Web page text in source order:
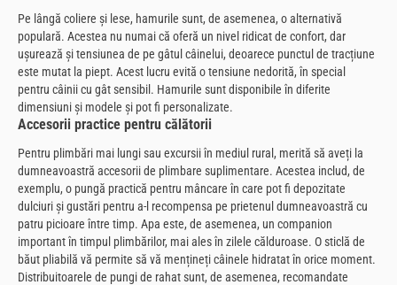
Pe lângă coliere și lese, hamurile sunt, de asemenea, o alternativă
populară. Acestea nu numai că oferă un nivel ridicat de confort, dar
ușurează și tensiunea de pe gâtul câinelui, deoarece punctul de tracțiune
este mutat la piept. Acest lucru evită o tensiune nedorită, în special
pentru câinii cu gât sensibil. Hamurile sunt disponibile în diferite
dimensiuni și modele și pot fi personalizate.
Accesorii practice pentru călătorii
Pentru plimbări mai lungi sau excursii în mediul rural, merită să aveți la
dumneavoastră accesorii de plimbare suplimentare. Acestea includ, de
exemplu, o pungă practică pentru mâncare în care pot fi depozitate
dulciuri și gustări pentru a-l recompensa pe prietenul dumneavoastră cu
patru picioare între timp. Apa este, de asemenea, un companion
important în timpul plimbărilor, mai ales în zilele călduroase. O sticlă de
băut pliabilă vă permite să vă mențineți câinele hidratat în orice moment.
Distribuitoarele de pungi de rahat sunt, de asemenea, recomandate